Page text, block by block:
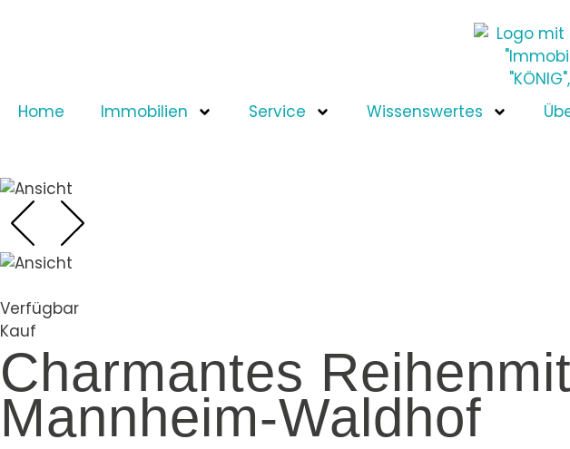
Home Immobilien Service Wissenswertes
Verfügbar
Kauf
Charmantes
Mannheim-Waldhof